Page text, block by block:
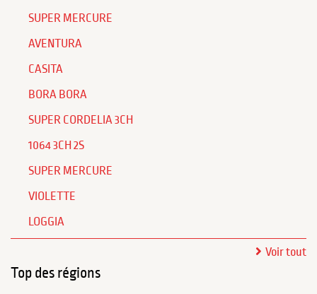
SUPER MERCURE
AVENTURA
CASITA
BORA BORA
SUPER CORDELIA 3CH
1064 3CH 2S
SUPER MERCURE
VIOLETTE
LOGGIA
Voir tout
Top des régions